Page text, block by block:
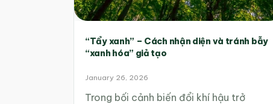
“Tẩy xanh” – Cách nhận diện và tránh bẫy
“xanh hóa” giả tạo
January 26, 2026
Trong bối cảnh biến đổi khí hậu trở